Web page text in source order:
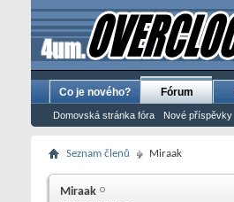
Co je nového? Fórum
Domovská stránka fóra Nové příspěvky
Seznam členů Miraak
Miraak